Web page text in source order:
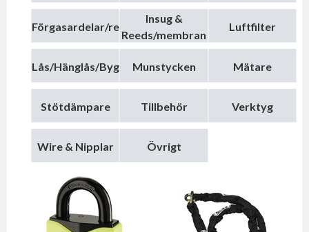
Förgasardelar/repsatser
Insug &
Reeds/membran
Luftfilter
Lås/Hänglås/BygellåsMunstycken Mätare
Stötdämpare Tillbehör Verktyg
Wire & Nipplar Övrigt